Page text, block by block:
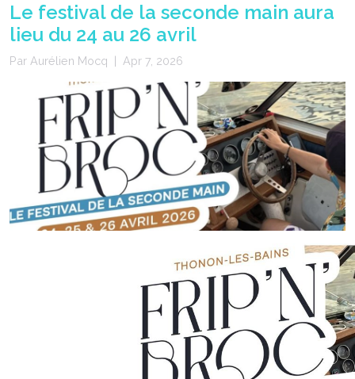
Le festival de la seconde main aura
lieu du 24 au 26 avril
Par Aurélien Mocq | Apr 7, 2026